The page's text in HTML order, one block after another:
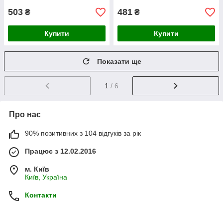
503 ₴
Купити
481 ₴
Купити
Показати ще
1 / 6
Про нас
90% позитивних з 104 відгуків за рік
Працює з 12.02.2016
м. Київ
Київ, Україна
Контакти